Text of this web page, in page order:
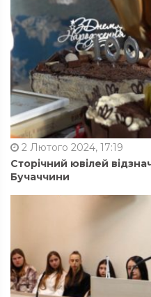
2 Лютого 2024, 17:19
Сторічний ювілей
Бучаччини